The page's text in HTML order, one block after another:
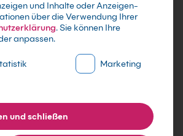
und Inhalte oder Anzeigen-
über die Verwendung Ihrer
.Sie können Ihre
anpassen.
für die eine Einwilligung
Marketing
und schließen